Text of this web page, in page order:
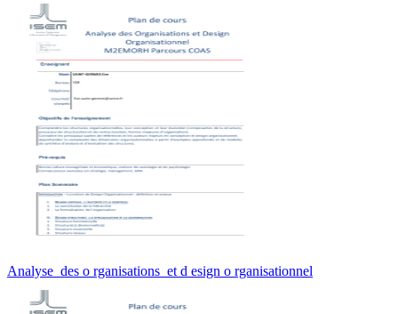
Analyse des o rganisations et d esign o rganisationnel